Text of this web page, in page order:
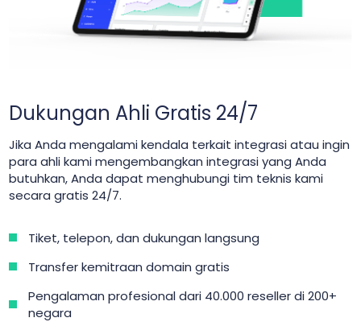
Dukungan Ahli Gratis 24/7
Jika Anda mengalami kendala terkait integrasi atau ingin
para ahli kami mengembangkan integrasi yang Anda
butuhkan, Anda dapat menghubungi tim teknis kami
secara gratis 24/7.
Tiket, telepon, dan dukungan langsung
Transfer kemitraan domain gratis
Pengalaman profesional dari 40.000 reseller di 200+
negara